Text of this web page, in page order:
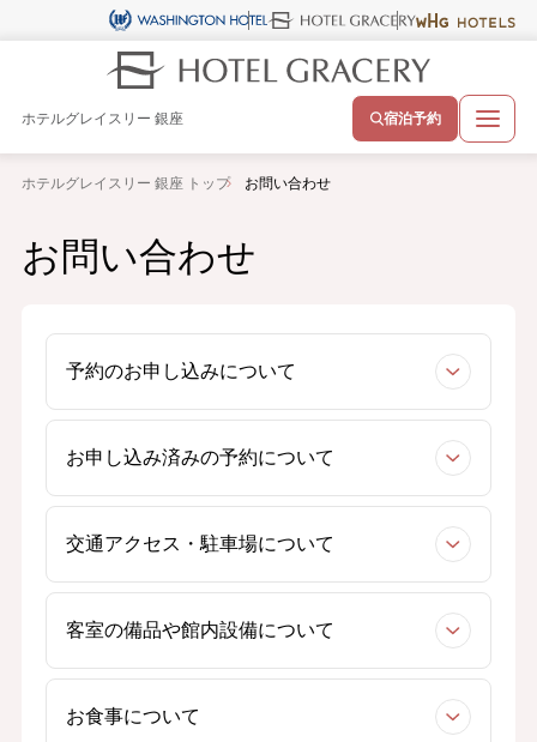
ホテルグレイスリー 銀座 宿泊予約
ホテルグレイスリー 銀座 トップ お問い合わせ
お問い合わせ
予約のお申し込みについて
お申し込み済みの予約について
交通アクセス・駐車場について
客室の備品や館内設備について
お食事について